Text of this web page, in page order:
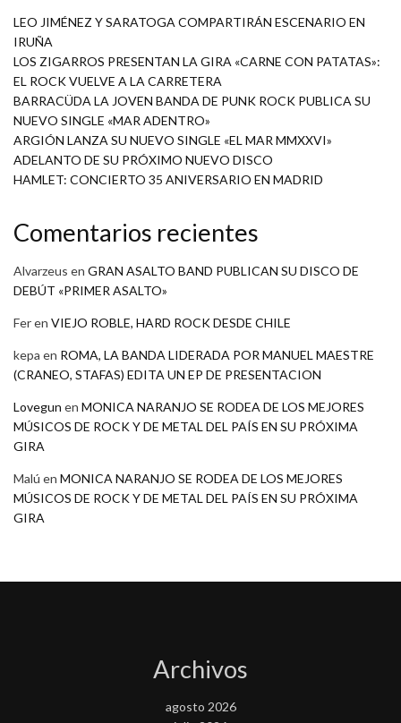
LEO JIMÉNEZ Y SARATOGA COMPARTIRÁN ESCENARIO EN
IRUÑA
LOS ZIGARROS PRESENTAN LA GIRA «CARNE CON PATATAS»:
EL ROCK VUELVE A LA CARRETERA
BARRACÜDA LA JOVEN BANDA DE PUNK ROCK PUBLICA SU
NUEVO SINGLE «MAR ADENTRO»
ARGIÓN LANZA SU NUEVO SINGLE «EL MAR MMXXVI»
ADELANTO DE SU PRÓXIMO NUEVO DISCO
HAMLET: CONCIERTO 35 ANIVERSARIO EN MADRID
Comentarios recientes
Alvarzeus en GRAN ASALTO BAND PUBLICAN SU DISCO DE
DEBÚT «PRIMER ASALTO»
Feren VIEJO ROBLE, HARD ROCK DESDE CHILE
kepa en ROMA, LA BANDA LIDERADA POR MANUEL MAESTRE
(CRANEO, STAFAS) EDITA UN EP DE PRESENTACION
Lovegun en MONICA NARANJO SE RODEA DE LOS MEJORES
MÚSICOS DE ROCK Y DE METAL DEL PAÍS EN SU PRÓXIMA
GIRA
Malú en MONICA NARANJO SE RODEA DE LOS MEJORES
MÚSICOS DE ROCK Y DE METAL DEL PAÍS EN SU PRÓXIMA
GIRA
Archivos
agosto 2026